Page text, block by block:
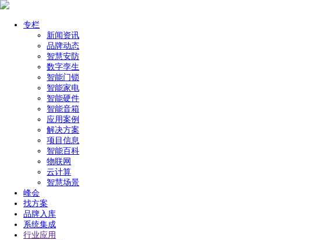
专栏
新闻资讯
品牌动态
智慧安防
数字孪生
智能门锁
智能家电
智能硬件
智能音箱
应用案例
解决方案
项目信息
智能百科
物联网
云计算
智慧场景
峰会
找方案
品牌入库
系统集成
行业应用